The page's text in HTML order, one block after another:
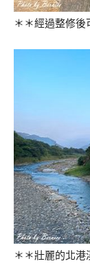
＊＊經過整修後
＊＊壯麗的北港